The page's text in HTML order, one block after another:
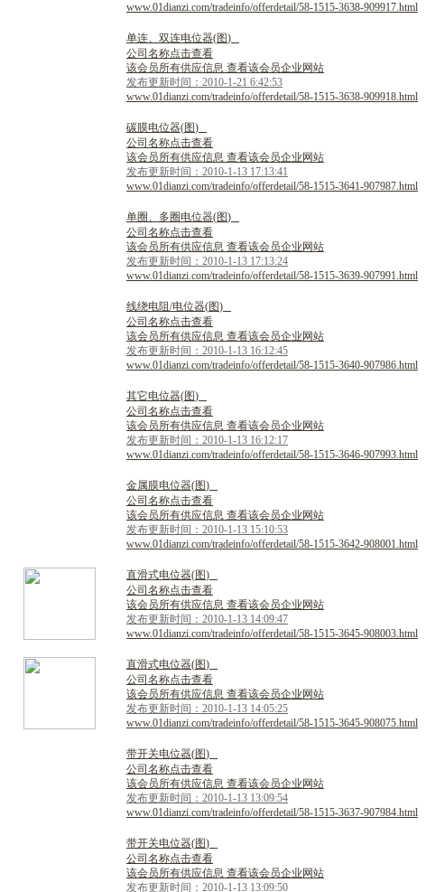
www.01dianzi.com/tradeinfo/offerdetail/58-1515-3638-909917.html
单连、 双连电位器(图)
公司名称点击查看
该会员所有供应信息 查看该会员企业网站
发布更新时间：2010-1-21 6:42:53
www.01dianzi.com/tradeinfo/offerdetail/58-1515-3638-909918.html
碳 膜电位器(图)
公司名称点击查看
该会员所有供应信息 查看该会员企业网站
发布更新时间：2010-1-13 17:13:41
www.01dianzi.com/tradeinfo/offerdetail/58-1515-3641-907987.html
单圈 、 多圈 电位器(图)
公司名称点击查看
该会员所有供应信息 查看该会员企业网站
发布更新时间：2010-1-13 17:13:24
www.01dianzi.com/tradeinfo/offerdetail/58-1515-3639-907991.html
线绕电阻 /电位器(图)
公司名称点击查看
该会员所有供应信息 查看该会员企业网站
发布更新时间：2010-1-13 16:12:45
www.01dianzi.com/tradeinfo/offerdetail/58-1515-3640-907986.html
其它电位器(图)
公司名称点击查看
该会员所有供应信息 查看该会员企业网站
发布更新时间：2010-1-13 16:12:17
www.01dianzi.com/tradeinfo/offerdetail/58-1515-3646-907993.html
金属膜电位器(图)
公司名称点击查看
该会员所有供应信息 查看该会员企业网站
发布更新时间：2010-1-13 15:10:53
www.01dianzi.com/tradeinfo/offerdetail/58-1515-3642-908001.html
直滑式电位器(图)
公司名称点击查看
该会员所有供应信息 查看该会员企业网站
发布更新时间：2010-1-13 14:09:47
www.01dianzi.com/tradeinfo/offerdetail/58-1515-3645-908003.html
直滑式电位器(图)
公司名称点击查看
该会员所有供应信息 查看该会员企业网站
发布更新时间：2010-1-13 14:05:25
www.01dianzi.com/tradeinfo/offerdetail/58-1515-3645-908075.html
带开关电位器(图)
公司名称点击查看
该会员所有供应信息 查看该会员企业网站
发布更新时间：2010-1-13 13:09:54
www.01dianzi.com/tradeinfo/offerdetail/58-1515-3637-907984.html
带开关电位器(图)
公司名称点击查看
该会员所有供应信息 查看该会员企业网站
发布更新时间：2010-1-13 13:09:50